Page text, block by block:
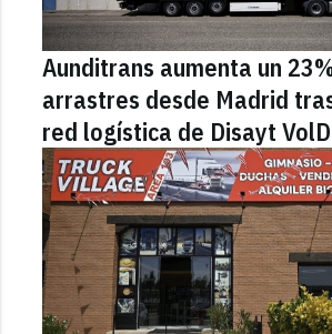
Aunditrans aumenta un
arrastres desde Madrid
red logística de Disayt